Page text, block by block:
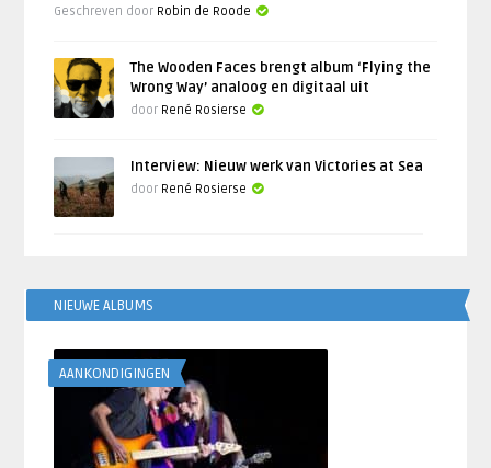
Geschreven door Robin de Roode
The Wooden Faces brengt album ‘Flying the
Wrong Way’ analoog en digitaal uit
door René Rosierse
Interview: Nieuw werk van Victories at Sea
door René Rosierse
NIEUWE ALBUMS
AANKONDIGINGEN